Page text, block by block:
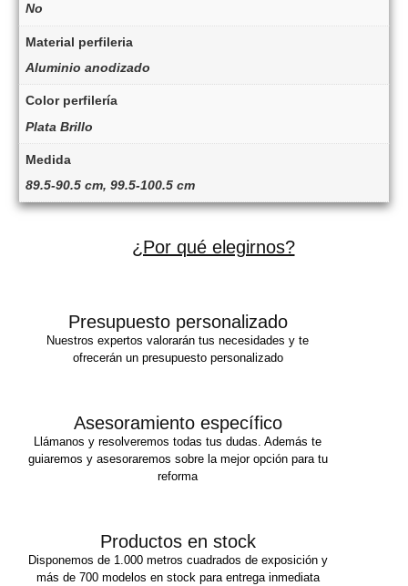
No
Material perfileria
Aluminio anodizado
Color perfilería
Plata Brillo
Medida
89.5-90.5 cm, 99.5-100.5 cm
¿Por qué elegirnos?
Presupuesto personalizado
Nuestros expertos valorarán tus necesidades y te
ofrecerán un presupuesto personalizado
Asesoramiento específico
Llámanos y resolveremos todas tus dudas. Además te
guiaremos y asesoraremos sobre la mejor opción para tu
reforma
Productos en stock
Disponemos de 1.000 metros cuadrados de exposición y
más de 700 modelos en stock para entrega inmediata